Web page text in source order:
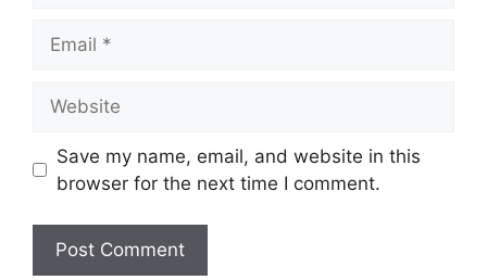
Save my name, email, and website in this
browser for the next time I comment.